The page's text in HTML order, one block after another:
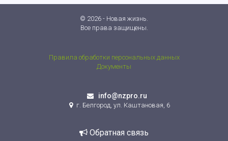
© 2026 - Новая жизнь.
Все права защищены.
Правила обработки персональных данных
Документы
info@nzpro.ru
г. Белгород, ул. Каштановая, 6
Обратная связь